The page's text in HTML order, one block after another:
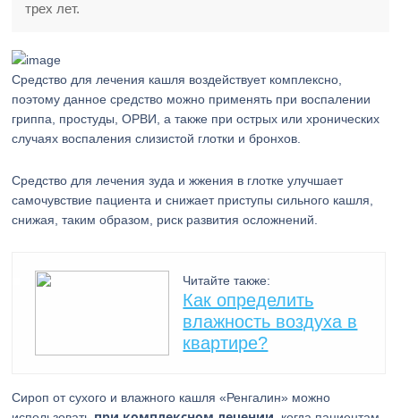
трех лет.
Средство для лечения кашля воздействует комплексно,
поэтому данное средство можно применять при воспалении
гриппа, простуды, ОРВИ, а также при острых или хронических
случаях воспаления слизистой глотки и бронхов.
Средство для лечения зуда и жжения в глотке улучшает
самочувствие пациента и снижает приступы сильного кашля,
снижая, таким образом, риск развития осложнений.
Читайте также:
Как определить
влажность воздуха в
квартире?
Сироп от сухого и влажного кашля «Ренгалин» можно